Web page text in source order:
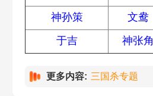
神孙策
文鸯
于吉
神张角
更多内容: 三国杀专题